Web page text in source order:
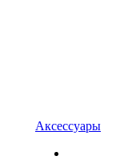
Аксессуары